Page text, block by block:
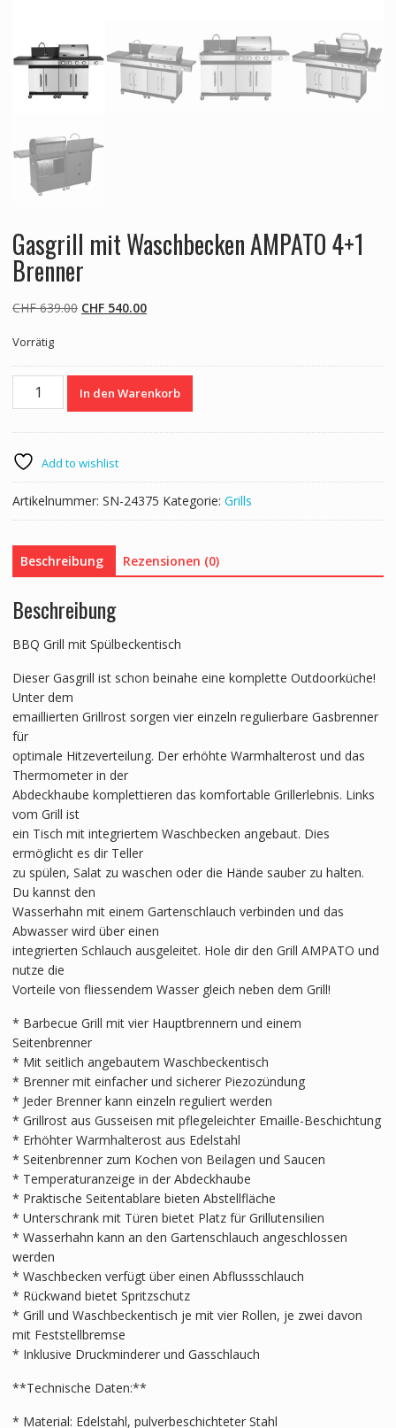
Gasgrill mit Waschbecken AMPATO 4+1
Brenner
CHF639.00 Ursprünglicher
CHF 639.00
CHF540.00Aktueller
CHF 540.00.
Vorrätig
Gasgrill
4+1
Brenner
Menge
In den Warenkorb
Add to wishlist
Artikelnummer: SN-24375 Kategorie: Grills
Beschreibung Rezensionen (0)
Beschreibung
BBQ Grill mit Spülbeckentisch
Dieser Gasgrill ist schon beinahe eine komplette Outdoorküche!
Unter dem
emaillierten Grillrost sorgen vier einzeln regulierbare Gasbrenner
für
optimale Hitzeverteilung. Der erhöhte Warmhalterost und das
Thermometer in der
Abdeckhaube komplettieren das komfortable Grillerlebnis. Links
vom Grill ist
ein Tisch mit integriertem Waschbecken angebaut. Dies
ermöglicht es dir Teller
zu spülen, Salat zu waschen oder die Hände sauber zu halten.
Du kannst den
Wasserhahn mit einem Gartenschlauch verbinden und das
Abwasser wird über einen
integrierten Schlauch ausgeleitet. Hole dir den Grill AMPATO und
nutze die
Vorteile von fliessendem Wasser gleich neben dem Grill!
* Barbecue Grill mit vier Hauptbrennern und einem
Seitenbrenner
* Mit seitlich angebautem Waschbeckentisch
* Brenner mit einfacher und sicherer Piezozündung
* Jeder Brenner kann einzeln reguliert werden
* Grillrost aus Gusseisen mit pflegeleichter Emaille-Beschichtung
* Erhöhter Warmhalterost aus Edelstahl
* Seitenbrenner zum Kochen von Beilagen und Saucen
* Temperaturanzeige in der Abdeckhaube
* Praktische Seitentablare bieten Abstellfläche
* Unterschrank mit Türen bietet Platz für Grillutensilien
* Wasserhahn kann an den Gartenschlauch angeschlossen
werden
* Waschbecken verfügt über einen Abflussschlauch
* Rückwand bietet Spritzschutz
* Grill und Waschbeckentisch je mit vier Rollen, je zwei davon
mit Feststellbremse
* Inklusive Druckminderer und Gasschlauch
**Technische Daten:**
* Material: Edelstahl, pulverbeschichteter Stahl